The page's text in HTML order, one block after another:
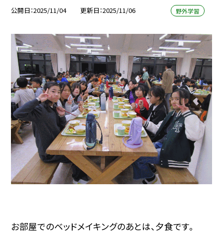
公開日 2025/11/04 更新日 2025/11/06 野外学習
お部屋でのベッドメイキングのあとは、夕食です。